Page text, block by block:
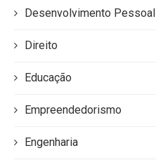
Desenvolvimento Pessoal
Direito
Educação
Empreendedorismo
Engenharia